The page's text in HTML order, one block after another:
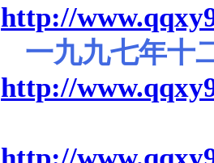
http://
一九九七年十
http://